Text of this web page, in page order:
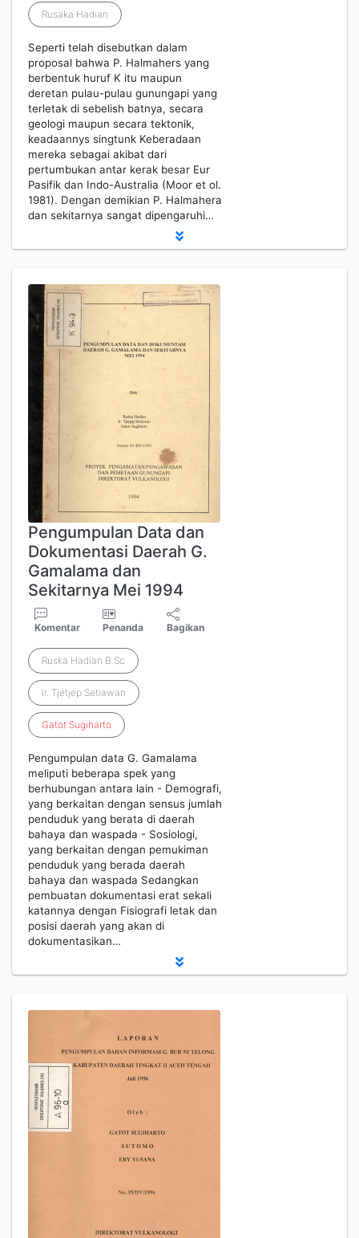
Rusaka Hadian
Seperti telah disebutkan dalam
proposal bahwa P. Halmahers yang
berbentuk huruf K itu maupun
deretan pulau-pulau gunungapi yang
terletak di sebelish batnya, secara
geologi maupun secara tektonik,
keadaannys singtunk Keberadaan
mereka sebagai akibat dari
pertumbukan antar kerak besar Eur
Pasifik dan Indo-Australia (Moor et ol.
1981). Dengan demikian P. Halmahera
dan sekitarnya sangat dipengaruhi…
Pengumpulan Data dan
Dokumentasi Daerah G.
Gamalama dan
Sekitarnya Mei 1994
Komentar Penanda Bagikan
Ruska Hadian B.Sc
Ir. Tjetjep Setiawan
Gatot Sugiharto
Pengumpulan data G. Gamalama
meliputi beberapa spek yang
berhubungan antara lain - Demografi,
yang berkaitan dengan sensus jumlah
penduduk yang berata di daerah
bahaya dan waspada - Sosiologi,
yang berkaitan dengan pemukiman
penduduk yang berada daerah
bahaya dan waspada Sedangkan
pembuatan dokumentasi erat sekali
katannya dengan Fisiografi letak dan
posisi daerah yang akan di
dokumentasikan…